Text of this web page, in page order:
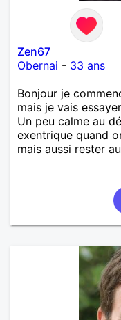
Zen67
Obernai - 33 ans
Bonjour je
mais je vais
Un peu calme au
exentrique quand
mais aussi rester